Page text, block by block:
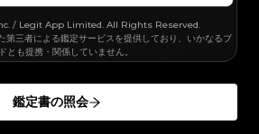
#3066123689299189
#3066123689299189
#3066123689299189
#3066123689299189
#3066123689299189
#3066123689299189
#3066123689299189
#3066123689299189
#3066123689299189
#3066123689299189
#3066123689299189
#3066123689299189
#3408395499395160
#3408395499395160
#3408395499395160
#3408395499395160
#3408395499395160
#3408395499395160
#3408395499395160
#3408395499395160
#3408395499395160
#3408395499395160
#3408395499395160
#3408395499395160
/ Legit App Limited. All Rights Reserved.
三者による鑑定サービスを提供しており、いかなるブ
とも提携・関係していません。
鑑定書の照会